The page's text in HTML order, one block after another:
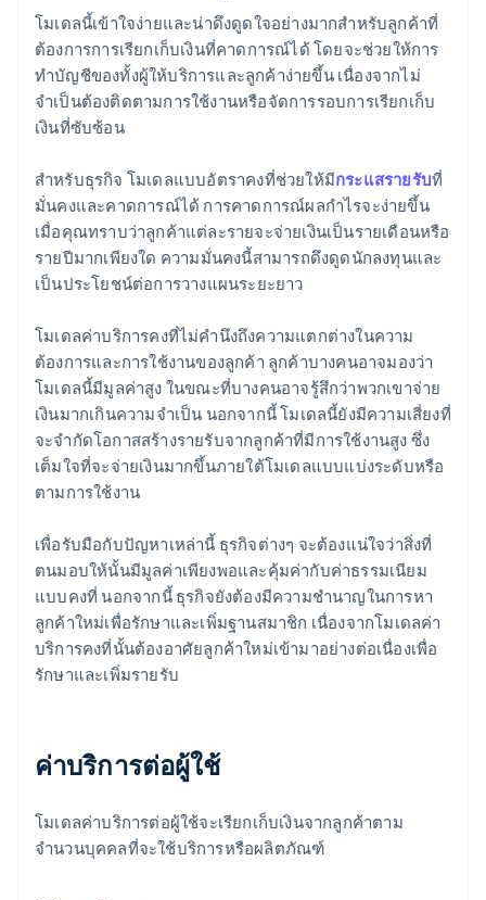
โมเดลนี้เข้าใจง่ายและน่าดึงดูดใจอย่างมากสำหรับลูกค้าที่
ต้องการการเรียกเก็บเงินที่คาดการณ์ได้ โดยจะช่วยให้การ
ทำบัญชีของทั้งผู้ให้บริการและลูกค้าง่ายขึ้น เนื่องจากไม่
จำเป็นต้องติดตามการใช้งานหรือจัดการรอบการเรียกเก็บ
เงินที่ซับซ้อน
สำหรับธุรกิจ โมเดลแบบอัตราคงที่ช่วยให้มีกระแสรายรับที่
มั่นคงและคาดการณ์ได้ การคาดการณ์ผลกำไรจะง่ายขึ้น
เมื่อคุณทราบว่าลูกค้าแต่ละรายจะจ่ายเงินเป็นรายเดือนหรือ
รายปีมากเพียงใด ความมั่นคงนี้สามารถดึงดูดนักลงทุนและ
เป็นประโยชน์ต่อการวางแผนระยะยาว
โมเดลค่าบริการคงที่ไม่คำนึงถึงความแตกต่างในความ
ต้องการและการใช้งานของลูกค้า ลูกค้าบางคนอาจมองว่า
โมเดลนี้มีมูลค่าสูง ในขณะที่บางคนอาจรู้สึกว่าพวกเขาจ่าย
เงินมากเกินความจำเป็น นอกจากนี้ โมเดลนี้ยังมีความเสี่ยงที่
จะจำกัดโอกาสสร้างรายรับจากลูกค้าที่มีการใช้งานสูง ซึ่ง
เต็มใจที่จะจ่ายเงินมากขึ้นภายใต้โมเดลแบบแบ่งระดับหรือ
ตามการใช้งาน
เพื่อรับมือกับปัญหาเหล่านี้ ธุรกิจต่างๆ จะต้องแน่ใจว่าสิ่งที่
ตนมอบให้นั้นมีมูลค่าเพียงพอและคุ้มค่ากับค่าธรรมเนียม
แบบคงที่ นอกจากนี้ ธุรกิจยังต้องมีความชำนาญในการหา
ลูกค้าใหม่เพื่อรักษาและเพิ่มฐานสมาชิก เนื่องจากโมเดลค่า
บริการคงที่นั้นต้องอาศัยลูกค้าใหม่เข้ามาอย่างต่อเนื่องเพื่อ
รักษาและเพิ่มรายรับ
ค่าบริการต่อผู้ใช้
โมเดลค่าบริการต่อผู้ใช้จะเรียกเก็บเงินจากลูกค้าตาม
จำนวนบุคคลที่จะใช้บริการหรือผลิตภัณฑ์